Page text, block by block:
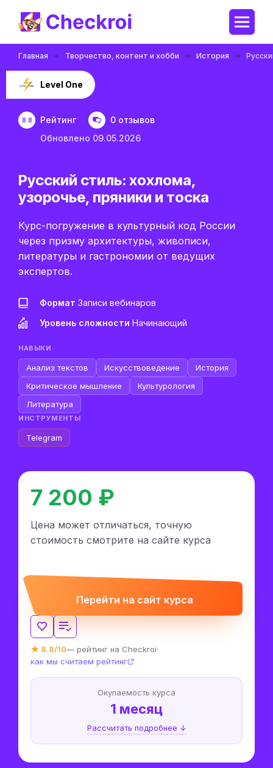
Главная Творчество, контент и хобби История
Level One
8.8 Рейтинг
0 отзывов
Обновлено 09.05.2026
Русский стиль: хохлома,
узорочье, пряники и тоска
Курс-погружение в культурный код России
через призму архитектуры, живописи,
литературы и гастрономии от ведущих
экспертов.
Формат Записи вебинаров
Уровень сложности Начинающий
НАВЫКИ
Анализ текстов Искусствоведение
История
Критическое мышление
Культурология
Литература
ИНСТРУМЕНТЫ
Telegram
7 200 ₽
Цена может отличаться, точную
стоимость смотрите на сайте курса
Перейти на сайт курса
★ 8.8/10— рейтинг на Checkroi·
как мы считаем рейтинг
Окупаемость курса
1 месяц
Рассчитать подробнее ↓